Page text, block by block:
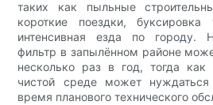
таких как пыльные
короткие поездки,
интенсивная езда по городу.
фильтр в запылённом районе
несколько раз в год, тогда
чистой среде может
время планового технического